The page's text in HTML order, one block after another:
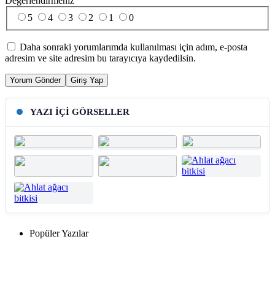
5
4 3 2 1 0
Daha sonraki yorumlarımda kullanılması için adım, e-posta
adresim ve site adresim bu tarayıcıya kaydedilsin.
Yorum Gönder Giriş Yap
YAZI İÇI GÖRSELLER
Popüler Yazılar